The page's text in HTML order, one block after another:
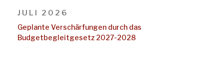
JULI 2026
Geplante Verschärfungen durch das
Budgetbegleitgesetz 2027-2028